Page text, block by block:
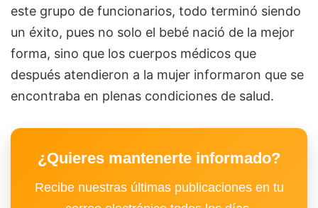
este grupo de funcionarios, todo terminó siendo
un éxito, pues no solo el bebé nació de la mejor
forma, sino que los cuerpos médicos que
después atendieron a la mujer informaron que se
encontraba en plenas condiciones de salud.
¿Quieres mantenerte informado?
Recibe nuestras últimas publicaciones en tu